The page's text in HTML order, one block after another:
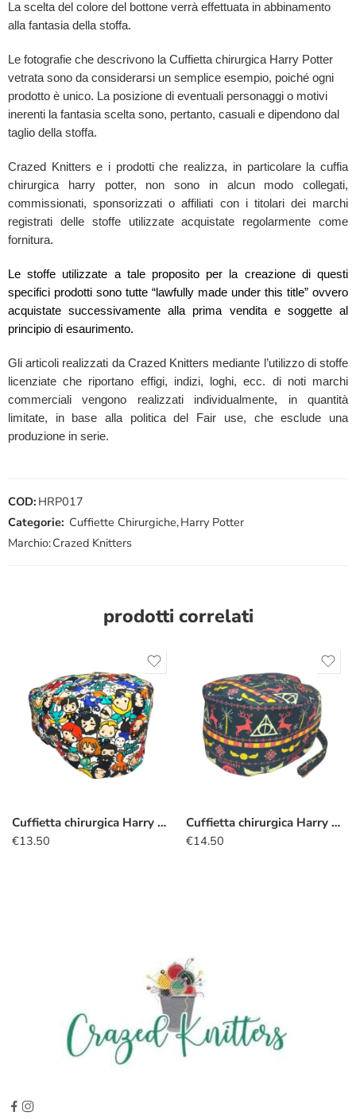
La scelta del colore del bottone verrà effettuata in abbinamento
alla fantasia della stoffa.
Le fotografie che descrivono la Cuffietta chirurgica Harry Potter
vetrata sono da considerarsi un semplice esempio, poiché ogni
prodotto è unico. La posizione di eventuali personaggi o motivi
inerenti la fantasia scelta sono, pertanto, casuali e dipendono dal
taglio della stoffa.
Crazed Knitters e i prodotti che realizza, in particolare la cuffia
chirurgica harry potter, non sono in alcun modo collegati,
commissionati, sponsorizzati o affiliati con i titolari dei marchi
registrati delle stoffe utilizzate acquistate regolarmente come
fornitura.
Le stoffe utilizzate a tale proposito per la creazione di questi
specifici prodotti sono tutte “lawfully made under this title” ovvero
acquistate successivamente alla prima vendita e soggette al
principio di esaurimento.
Gli articoli realizzati da Crazed Knitters mediante l’utilizzo di stoffe
licenziate che riportano effigi, indizi, loghi, ecc. di noti marchi
commerciali vengono realizzati individualmente, in quantità
limitate, in base alla politica del Fair use, che esclude una
produzione in serie.
COD: HRP017
Categorie: Cuffiette Chirurgiche,Harry Potter
Marchio:Crazed Knitters
prodotti correlati
Cuffietta chirurgica Harry Potter kawaii
€13.50
Cuffietta chirurgica Harry Potter maglione
€14.50